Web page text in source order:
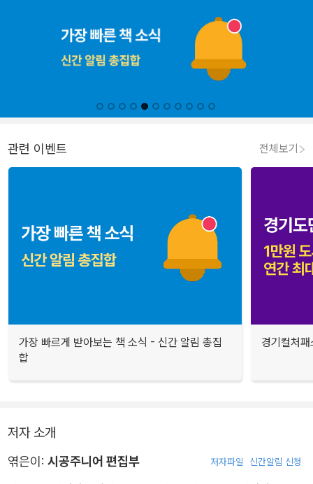
관련 이벤트 전체보기
가장 빠르게 받아보는 책 소식 - 신간 알림 총집
합
경기컬처
저자 소개
엮은이: 시공주니어 편집부 저자파일 신간알림 신청